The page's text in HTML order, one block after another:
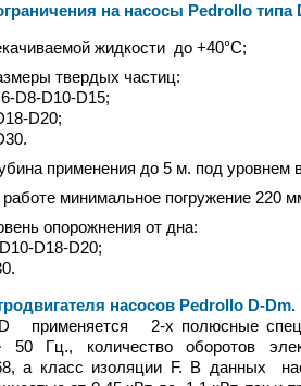
на насосы Pedrollo типа
жидкости до +40°C;
твердых частиц:
D8-D10-D15;
D20;
применения до 5 м. под уровнем
минимальное погружение 220
опорожнения от дна:
D18-D20;
насосов Pedrollo D-Dm.
2-х полюсные
50 Гц., количество оборотов
а класс изоляции F. В данных